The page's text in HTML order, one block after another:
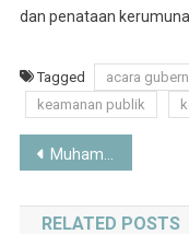
dan penataan
Tagged acara
keamanan publik
Post
navigation
Muhammadiyah Belum Berencana Dirikan Bank Umum Syariah, Fokus Perkuat BPRS
RELATED POSTS